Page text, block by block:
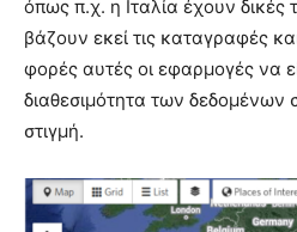
όπως π.χ. η Ιταλία έχουν
βάζουν εκεί τις καταγραφές
φορές αυτές οι εφαρμογές να
διαθεσιμότητα των δεδομένων
στιγμή.